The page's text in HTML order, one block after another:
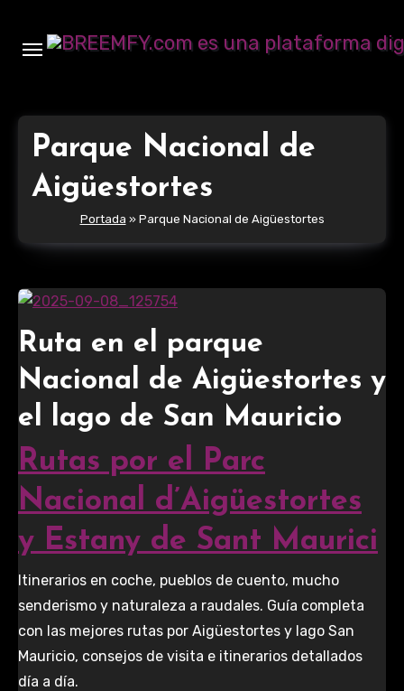
contenido
Parque Nacional de
Aigüestortes
Portada » Parque Nacional de Aigüestortes
Ruta en el parque
Nacional de Aigüestortes y
el lago de San Mauricio
Rutas por el Parc
Nacional d’Aigüestortes
y Estany de Sant Maurici
Itinerarios en coche, pueblos de cuento, mucho
senderismo y naturaleza a raudales. Guía completa
con las mejores rutas por Aigüestortes y lago San
Mauricio, consejos de visita e itinerarios detallados
día a día.